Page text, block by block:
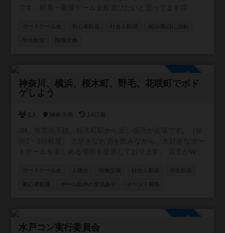
ボードゲーム会 初心者歓迎 社会人歓迎 祝日/祭日に活動
学生歓迎 情報交換
参加自由
神奈川、横浜、桜木町、野毛、花咲町でボド
ゲしよう
1人 神奈川県 14日前
てスペースを貸し出す事はできます。要するに、店主不在
の時は、お酒や食事の提供、ボードゲームのルール説明が
した。 店内には約２００種類のボドゲ、いくつかの人狼
系、クトゥルフ神話TRPGのルールブックがございます。
ボードゲーム会 人狼会 情報交換 社会人歓迎 学生歓迎
初心者歓迎 ゲーム以外の交流あり イベント関係
水戸コン実行委員会